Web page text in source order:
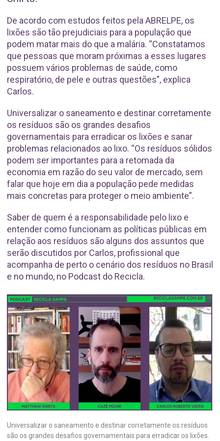
De acordo com estudos feitos pela ABRELPE, os
lixões são tão prejudiciais para a população que
podem matar mais do que a malária. “Constatamos
que pessoas que moram próximas a esses lugares
possuem vários problemas de saúde, como
respiratório, de pele e outras questões”, explica
Carlos.
Universalizar o saneamento e destinar corretamente
os resíduos são os grandes desafios
governamentais para erradicar os lixões e sanar
problemas relacionados ao lixo. “Os resíduos sólidos
podem ser importantes para a retomada da
economia em razão do seu valor de mercado, sem
falar que hoje em dia a população pede medidas
mais concretas para proteger o meio ambiente”.
Saber de quem é a responsabilidade pelo lixo e
entender como funcionam as políticas públicas em
relação aos resíduos são alguns dos assuntos que
serão discutidos por Carlos, profissional que
acompanha de perto o cenário dos resíduos no Brasil
e no mundo, no Podcast do Recicla.
Universalizar o saneamento e destinar corretamente os resíduos
são os grandes desafios governamentais para erradicar os lixões.